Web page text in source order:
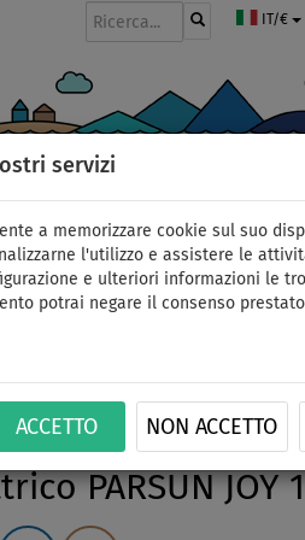
servizi
a memorizzare cookie sul suo
l'utilizzo e assistere le
e ulteriori informazioni le
potrai negare il consenso
ACCETTO NON ACCETTO
IT/€
white -
in
PARSUN JOY